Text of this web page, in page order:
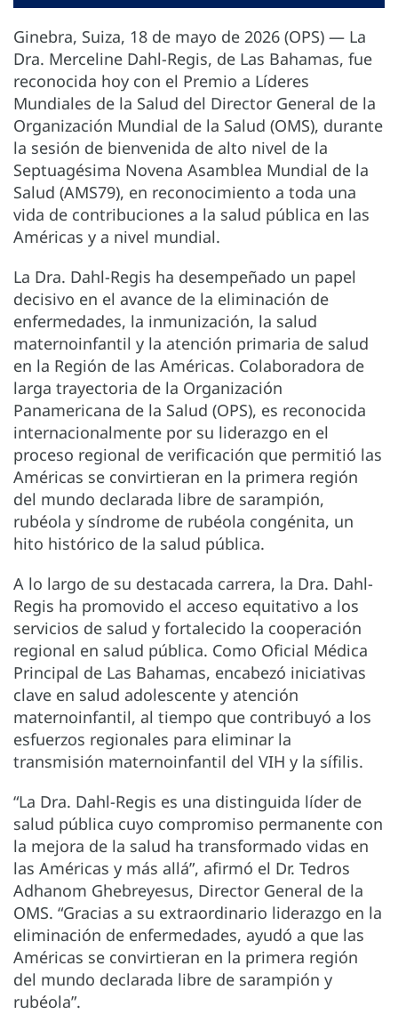
Ginebra, Suiza, 18 de mayo de 2026 (OPS) — La
Dra. Merceline Dahl-Regis, de Las Bahamas, fue
reconocida hoy con el Premio a Líderes
Mundiales de la Salud del Director General de la
Organización Mundial de la Salud (OMS), durante
la sesión de bienvenida de alto nivel de la
Septuagésima Novena Asamblea Mundial de la
Salud (AMS79), en reconocimiento a toda una
vida de contribuciones a la salud pública en las
Américas y a nivel mundial.
La Dra. Dahl-Regis ha desempeñado un papel
decisivo en el avance de la eliminación de
enfermedades, la inmunización, la salud
maternoinfantil y la atención primaria de salud
en la Región de las Américas. Colaboradora de
larga trayectoria de la Organización
Panamericana de la Salud (OPS), es reconocida
internacionalmente por su liderazgo en el
proceso regional de verificación que permitió las
Américas se convirtieran en la primera región
del mundo declarada libre de sarampión,
rubéola y síndrome de rubéola congénita, un
hito histórico de la salud pública.
A lo largo de su destacada carrera, la Dra. Dahl-
Regis ha promovido el acceso equitativo a los
servicios de salud y fortalecido la cooperación
regional en salud pública. Como Oficial Médica
Principal de Las Bahamas, encabezó iniciativas
clave en salud adolescente y atención
maternoinfantil, al tiempo que contribuyó a los
esfuerzos regionales para eliminar la
transmisión maternoinfantil del VIH y la sífilis.
“La Dra. Dahl-Regis es una distinguida líder de
salud pública cuyo compromiso permanente con
la mejora de la salud ha transformado vidas en
las Américas y más allá”, afirmó el Dr. Tedros
Adhanom Ghebreyesus, Director General de la
OMS. “Gracias a su extraordinario liderazgo en la
eliminación de enfermedades, ayudó a que las
Américas se convirtieran en la primera región
del mundo declarada libre de sarampión y
rubéola”.